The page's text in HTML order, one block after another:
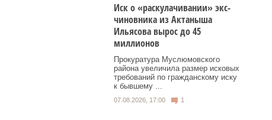
Иск о «раскулачивании» экс-
чиновника из Актаныша
Ильясова вырос до 45
миллионов
Прокуратура Муслюмовского
района увеличила размер исковых
требований по гражданскому иску
к бывшему ...
07.08.2026, 17:00 1